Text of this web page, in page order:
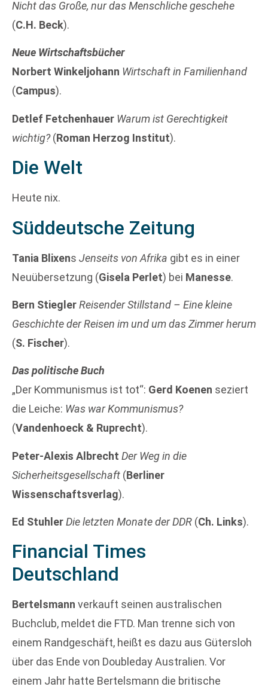
Nicht das Große, nur das Menschliche geschehe
(C.H. Beck).
Neue Wirtschaftsbücher
Norbert Winkeljohann Wirtschaft in Familienhand
(Campus).
Detlef Fetchenhauer Warum ist Gerechtigkeit
wichtig?(Roman Herzog Institut).
Die Welt
Heute nix.
Süddeutsche Zeitung
Tania Blixens Jenseits von Afrika gibt es in einer
Neuübersetzung (Gisela Perlet) bei Manesse.
Bern StieglerReisender Stillstand – Eine kleine
Geschichte der Reisen im und um das Zimmer herum
(S. Fischer).
Das politische Buch
„Der Kommunismus ist tot“: Gerd Koenen seziert
die Leiche: Was war Kommunismus?
(Vandenhoeck & Ruprecht).
Peter-Alexis Albrecht Der Weg in die
Sicherheitsgesellschaft (Berliner
Wissenschaftsverlag).
Ed StuhlerDie letzten Monate der DDR (Ch. Links).
Financial Times
Deutschland
Bertelsmann verkauft seinen australischen
Buchclub, meldet die FTD. Man trenne sich von
einem Randgeschäft, heißt es dazu aus Gütersloh
über das Ende von Doubleday Australien. Vor
einem Jahr hatte Bertelsmann die britische